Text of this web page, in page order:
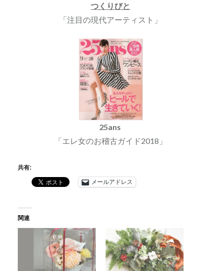
つくりびと
「注目の現代アーティスト」
25ans
「エレ女のお稽古ガイド2018」
共有:
メールアドレス
関連